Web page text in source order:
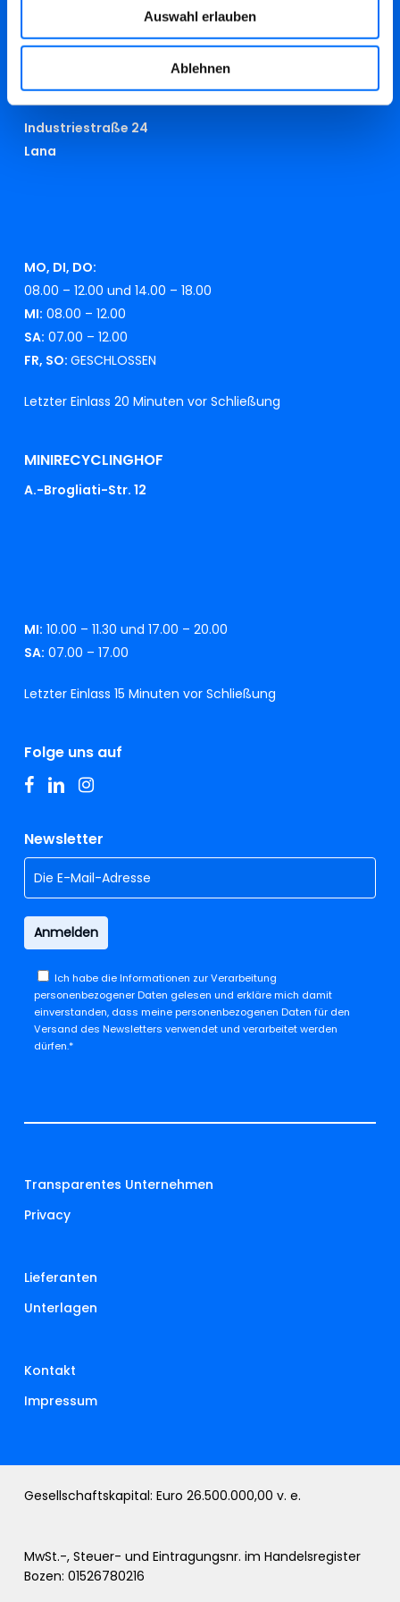
Auswahl erlauben
Ablehnen
beschwerden@swmeran.it
RECYCLINGHOF
Industriestraße 24
Lana
MO, DI, DO:
08.00 – 12.00 und 14.00 – 18.00
MI: 08.00 – 12.00
SA: 07.00 – 12.00
FR, SO: GESCHLOSSEN
Letzter Einlass 20 Minuten vor Schließung
MINIRECYCLINGHOF
A.-Brogliati-Str. 12
MI: 10.00 – 11.30 und 17.00 – 20.00
SA: 07.00 – 17.00
Letzter Einlass 15 Minuten vor Schließung
Folge uns auf
facebook
linkedininstagram
Newsletter
Ich habe dieInformationen zur Verarbeitung
personenbezogener Daten gelesen und erkläre mich damit
einverstanden, dass meine personenbezogenen Daten für den
Versand des Newsletters verwendet und verarbeitet werden
dürfen.*
Transparentes Unternehmen
Privacy
Lieferanten
Unterlagen
Kontakt
Impressum
Gesellschaftskapital: Euro 26.500.000,00 v. e.
MwSt.-, Steuer- und Eintragungsnr. im Handelsregister
Bozen: 01526780216